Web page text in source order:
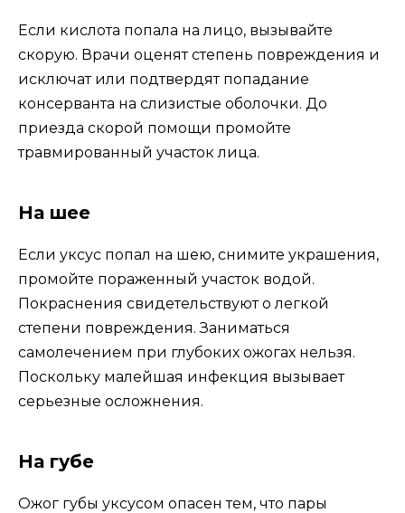
Если кислота попала на лицо, вызывайте
скорую. Врачи оценят степень повреждения и
исключат или подтвердят попадание
консерванта на слизистые оболочки. До
приезда скорой помощи промойте
травмированный участок лица.
На шее
Если уксус попал на шею, снимите украшения,
промойте пораженный участок водой.
Покраснения свидетельствуют о легкой
степени повреждения. Заниматься
самолечением при глубоких ожогах нельзя.
Поскольку малейшая инфекция вызывает
серьезные осложнения.
На губе
Ожог губы уксусом опасен тем, что пары